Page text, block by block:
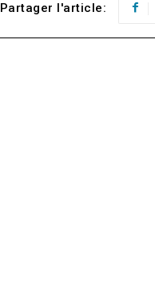
Partager l'article: